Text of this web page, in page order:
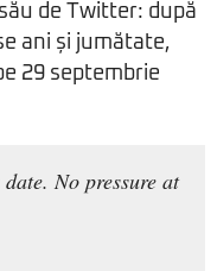
de Twitter: după
ani și jumătate,
29 septembrie
No pressure at